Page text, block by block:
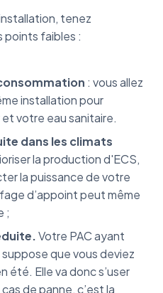
tenez
points faibles :
: vous allez
installation pour
votre eau sanitaire.
dans les climats
la production d'ECS,
la puissance de votre
d’appoint peut même
;
Votre PAC ayant
que vous deviez
été. Elle va donc s’user
de panne, c’est la